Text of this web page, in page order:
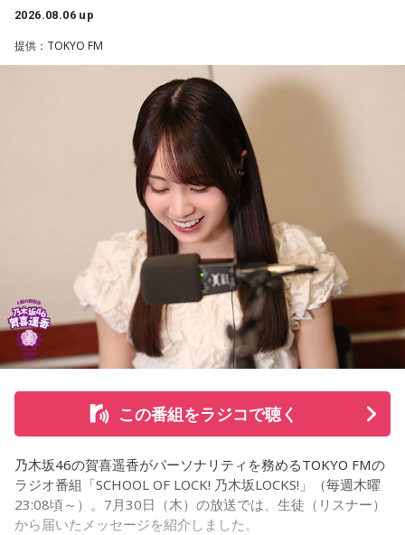
設。引退後すぐに次の活躍先が決まらない馬たちの受け皿と
施設で話を聞いた菅井は、「そういう場所があってよかった
な、素晴らしい素敵な取り組みだなと実際に行かせていただ
いて思いました」と感想を述べ、競走生活を終えた馬たちが
新たな役割を得られる環境の大切さを実感したという。
また、菅井は競馬の仕事をきっかけにTCCの活動を知ったそ
うで、東京都内にある「BafunYasai TCC CAFE」にも訪れた
ことがあるという。そこで新鮮な野菜を味わったり馬関連グ
ッズを購入した経験を紹介し、店舗での利用が馬たちの支援
につながることから、興味を持った人へ足を運ぶことを呼び
かけた。
さらに、ホースセラピーについても自身の経験を交えて語っ
た。大学時代に所属していた馬術部では、地域の子どもたち
を招いた体験会が行われており、馬に乗ることで身体を自然
に動かすきっかけになったり、高い視点から景色を見ること
で自信や自己肯定感につながったりする姿を目にしていたと
いう。
2026.08.06 up
提供：TOKYO FM
この番組をラジコで聴く
乃木坂46の賀喜遥香がパーソナリティを務めるTOKYO FMの
ラジオ番組「SCHOOL OF LOCK! 乃木坂LOCKS!」（毎週木曜
23:08頃～）。7月30日（木）の放送では、生徒（リスナー）
から届いたメッセージを紹介しました。